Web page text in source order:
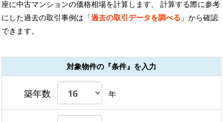
座に中古マンションの価格相場を計算します。 計算する際に参考
にした過去の取引事例は「過去の取引データを調べる 」から確認
できます。
対象物件の『条件』を入力
築年数 年